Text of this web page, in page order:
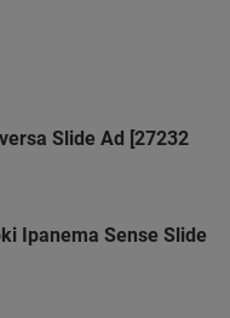
Slide Ad [27232
Ipanema Sense Slide